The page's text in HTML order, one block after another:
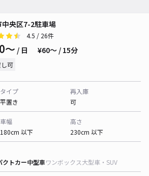
中央区7-2駐車場
4.5 / 26件
〜 / 日 ¥60〜 / 15分
可
タイプ
平置き
再入庫
可
車幅
180cm 以下
高さ
230cm 以下
クトカー中型車ワンボックス大型車・SUV